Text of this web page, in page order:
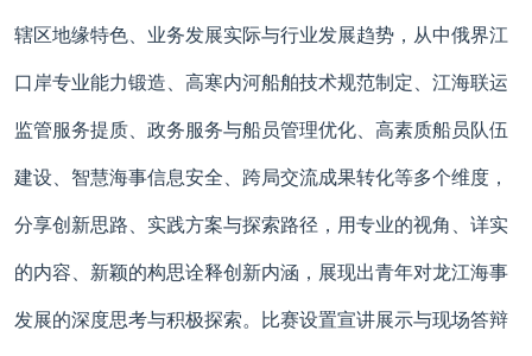
辖区地缘特色、业务发展实际与行业发展趋势，从中俄界江
口岸专业能力锻造、高寒内河船舶技术规范制定、江海联运
监管服务提质、政务服务与船员管理优化、高素质船员队伍
建设、智慧海事信息安全、跨局交流成果转化等多个维度，
分享创新思路、实践方案与探索路径，用专业的视角、详实
的内容、新颖的构思诠释创新内涵，展现出青年对龙江海事
发展的深度思考与积极探索。比赛设置宣讲展示与现场答辩